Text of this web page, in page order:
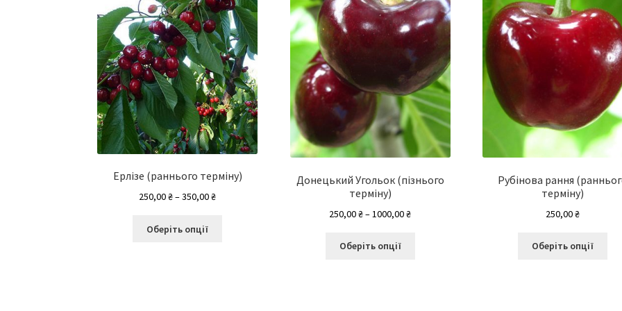
Ерлізе (раннього терміну)
250,00₴–350,00₴Діапазон
Оберіть опції
Донецький Угольок (пізнього
терміну)
250,00₴–1000,00₴Діапазон
Оберіть опції
Рубінова рання
терміну)
250,00₴
Оберіть опції